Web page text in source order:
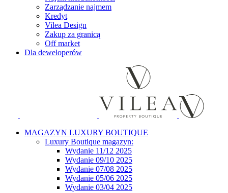
Zarządzanie najmem
Kredyt
Vilea Design
Zakup za granicą
Off market
Dla deweloperów
MAGAZYN LUXURY BOUTIQUE
Luxury Boutique magazyn:
Wydanie 11/12 2025
Wydanie 09/10 2025
Wydanie 07/08 2025
Wydanie 05/06 2025
Wydanie 03/04 2025